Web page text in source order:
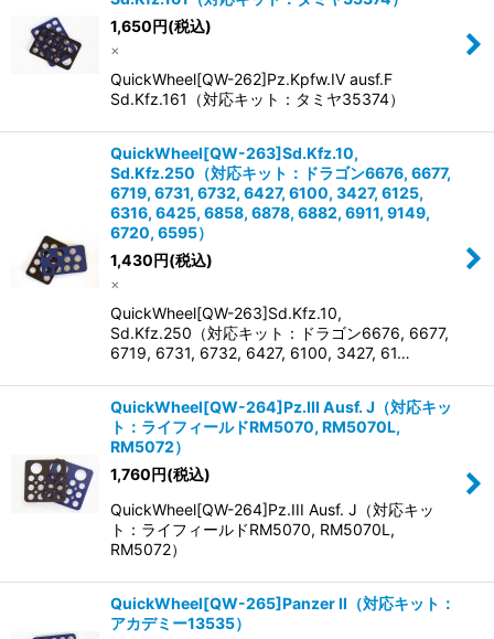
1,650円(税込)
×
QuickWheel[QW-262]Pz.Kpfw.IV ausf.F
Sd.Kfz.161（対応キット：タミヤ35374）
QuickWheel[QW-263]Sd.Kfz.10,
Sd.Kfz.250（対応キット：ドラゴン6676, 6677,
6719, 6731, 6732, 6427, 6100, 3427, 6125,
6316, 6425, 6858, 6878, 6882, 6911, 9149,
6720, 6595）
1,430円(税込)
×
QuickWheel[QW-263]Sd.Kfz.10,
Sd.Kfz.250（対応キット：ドラゴン6676, 6677,
6719, 6731, 6732, 6427, 6100, 3427, 61…
QuickWheel[QW-264]Pz.III Ausf. J（対応キッ
ト：ライフィールドRM5070, RM5070L,
RM5072）
1,760円(税込)
QuickWheel[QW-264]Pz.III Ausf. J（対応キッ
ト：ライフィールドRM5070, RM5070L,
RM5072）
QuickWheel[QW-265]Panzer II（対応キット：
アカデミー13535）